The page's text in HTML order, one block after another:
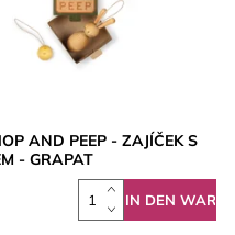
AND PEEP - ZAJÍČEK S
- GRAPAT